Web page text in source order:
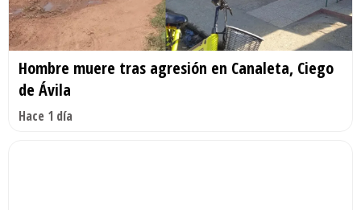
Hombre muere tras agresión en Canaleta, Ciego
de Ávila
Hace 1 día